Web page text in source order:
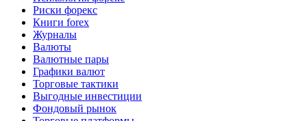
Риски форекс
Книги forex
Журналы
Валюты
Валютные пары
Графики валют
Торговые тактики
Выгодные инвестиции
Фондовый рынок